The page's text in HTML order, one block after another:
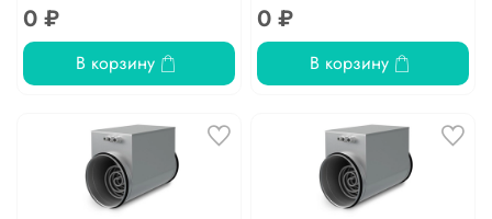
0 ₽
В корзину
0 ₽
В корзину